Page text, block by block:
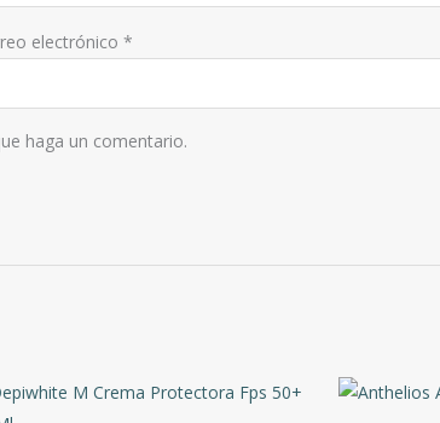
electrónico *
haga un comentario.